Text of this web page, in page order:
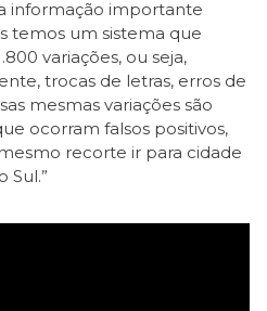
informação importante
temos um sistema que
variações, ou seja,
trocas de letras, erros de
mesmas variações são
ocorram falsos positivos,
recorte ir para cidade
Sul.”